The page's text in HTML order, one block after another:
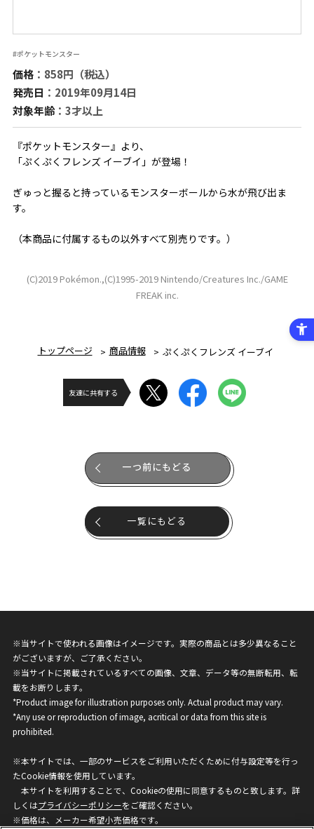
#ポケットモンスター
価格：858円（税込）
発売日 ：2019年09月14日
対象年齢：3才以上
『ポケットモンスター』より、
「ぷくぷくフレンズ イーブイ」が登場！
ぎゅっと握ると持っているモンスターボールから水が飛び出ま
す。
（本商品に付属するもの以外すべて別売りです。）
(C)2019 Pokémon.,(C)1995-2019 Nintendo/Creatures Inc./GAME
FREAK inc.
トップページ 商品情報 ぷくぷくフレンズ イーブイ
友達に共有する
一つ前にもどる
一覧にもどる
※当サイトで使われる画像はイメージです。実際の商品とは多少異なること
がございますが、ご了承ください。
※当サイトに掲載されているすべての画像、文章、データ等の無断転用、転
載をお断りします。
*Product image for illustration purposes only. Actual product may vary.
*Any use or reproduction of image, acritical or data from this site is
prohibited.
※本サイトでは、一部のサービスをご利用いただくために付与設定等を行っ
たCookie情報を使用しています。
本サイトを利用することで、Cookieの使用に同意するものと致します。詳
しくはプライバシーポリシーをご確認ください。
※価格は、メーカー希望小売価格です。